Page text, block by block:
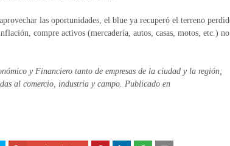
las oportunidades, el blue ya recuperó el terreno
compre activos (mercadería, autos, casas, motos, etc.) no
y Financiero tanto de empresas de la ciudad y la región;
al comercio, industria y campo. Publicado en